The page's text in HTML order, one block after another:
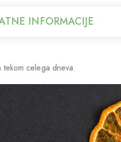
INFORMACIJE
celega dneva.